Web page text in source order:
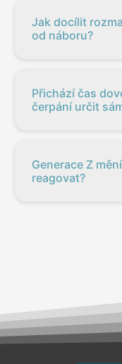
Jak docílit
od náboru?
Přichází čas
čerpání určit
Generace Z
reagovat?